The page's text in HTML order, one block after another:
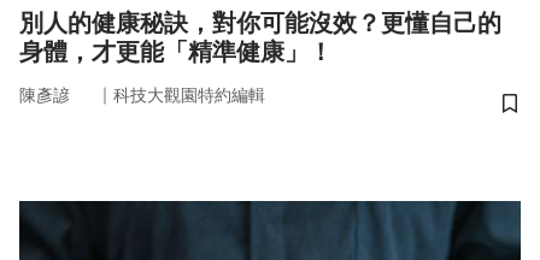
別人的健康秘訣，對你可能沒效？更懂自己的
身體，才更能「精準健康」！
陳彥諺 ｜ 科技大觀園特約編輯
儲